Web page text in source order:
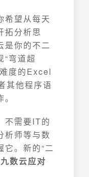
希望从每天
拓分析思
是你的不二
“弯道超
度的Excel
其他程序语
不需要IT的
析师等与数
。新的“二
数云应对